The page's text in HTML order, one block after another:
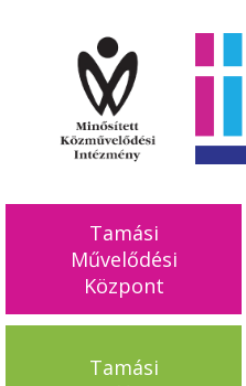
Tamási
Művelődési
Központ
Tamási